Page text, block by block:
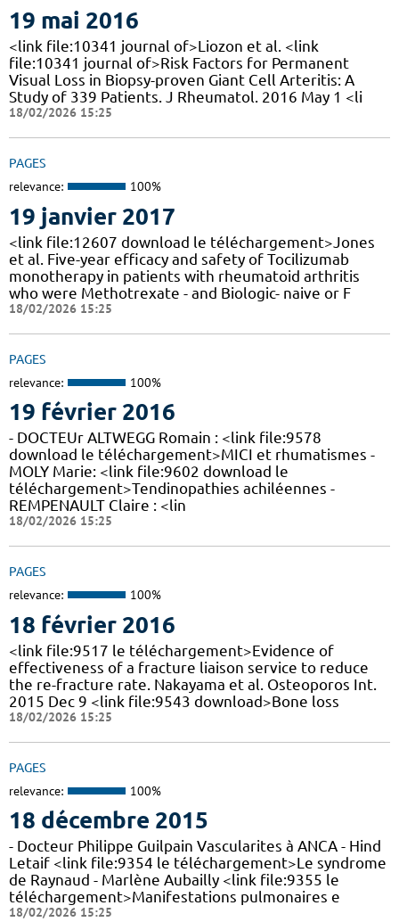
19 mai 2016
<link file:10341 journal of>Liozon et al. <link
file:10341 journal of>Risk Factors for Permanent
Visual Loss in Biopsy-proven Giant Cell Arteritis: A
Study of 339 Patients. J Rheumatol. 2016 May 1 <li
18/02/2026 15:25
PAGES
relevance: 100%
19 janvier 2017
<link file:12607 download le téléchargement>Jones
et al. Five-year efficacy and safety of Tocilizumab
monotherapy in patients with rheumatoid arthritis
who were Methotrexate - and Biologic- naive or F
18/02/2026 15:25
PAGES
relevance: 100%
19 février 2016
- DOCTEUr ALTWEGG Romain : <link file:9578
download le téléchargement>MICI et rhumatismes -
MOLY Marie: <link file:9602 download le
téléchargement>Tendinopathies achiléennes -
REMPENAULT Claire : <lin
18/02/2026 15:25
PAGES
relevance: 100%
18 février 2016
<link file:9517 le téléchargement>Evidence of
effectiveness of a fracture liaison service to reduce
the re-fracture rate. Nakayama et al. Osteoporos Int.
2015 Dec 9 <link file:9543 download>Bone loss
18/02/2026 15:25
PAGES
relevance: 100%
18 décembre 2015
- Docteur Philippe Guilpain Vascularites à ANCA - Hind
Letaif <link file:9354 le téléchargement>Le syndrome
de Raynaud - Marlène Aubailly <link file:9355 le
téléchargement>Manifestations pulmonaires e
18/02/2026 15:25